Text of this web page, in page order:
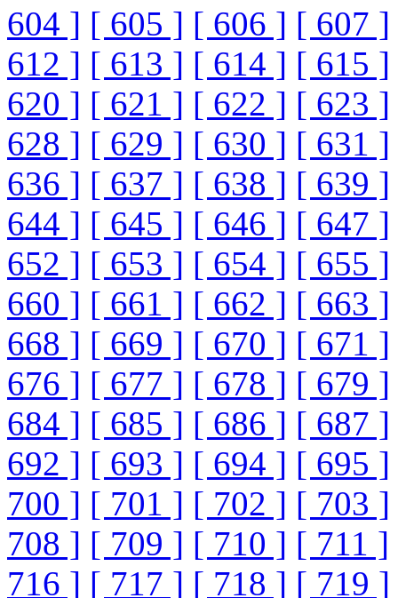
604 ] [ 605 ] [ 606 ] [ 607 ]
612 ] [ 613 ] [ 614 ] [ 615 ]
620 ] [ 621 ] [ 622 ] [ 623 ]
628 ] [ 629 ] [ 630 ] [ 631 ]
636 ] [ 637 ] [ 638 ] [ 639 ]
644 ] [ 645 ] [ 646 ] [ 647 ]
652 ] [ 653 ] [ 654 ] [ 655 ]
660 ] [ 661 ] [ 662 ] [ 663 ]
668 ] [ 669 ] [ 670 ] [ 671 ]
676 ] [ 677 ] [ 678 ] [ 679 ]
684 ] [ 685 ] [ 686 ] [ 687 ]
692 ] [ 693 ] [ 694 ] [ 695 ]
700 ] [ 701 ] [ 702 ] [ 703 ]
708 ] [ 709 ] [ 710 ] [ 711 ]
716 ] [ 717 ] [ 718 ] [ 719 ]